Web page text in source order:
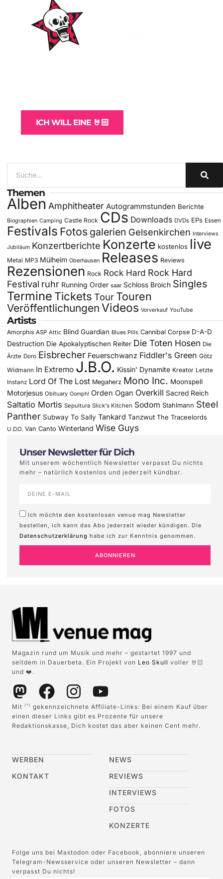
ICH WILL EINE 🤘🏻
Themen
Alben Amphitheater Autogrammstunden Berichte
Biographien Camping Castle Rock CDs Downloads DVDs EPs Essen
Festivals Fotos galerien Gelsenkirchen Interviews
Jubiläum Konzertberichte Konzerte kostenlos live
Metal MP3 Mülheim Oberhausen Releases Reviews
Rezensionen Rock Rock Hard Rock Hard
Festival ruhr Running Order saar Schloss Broich Singles
Termine Tickets Tour Touren
Veröffentlichungen Videos Vorverkauf YouTube
Artists
Amorphis ASP Attic Blind Guardian Blues Pills Cannibal Corpse D-A-D
Destruction Die Apokalyptischen Reiter Die Toten Hosen Die
Ärzte Doro Eisbrecher Feuerschwanz Fiddler's Green Götz
Widmann In Extremo J.B.O. Kissin' Dynamite Kreator Letzte
Instanz Lord Of The Lost Megaherz Mono Inc. Moonspell
Motorjesus Obituary Oomph! Orden Ogan Overkill Sacred Reich
Saltatio Mortis Sepultura Slick's Kitchen Sodom Stahlmann Steel
Panther Subway To Sally Tankard Tanzwut The Traceelords
U.D.O. Van Canto Winterland Wise Guys
Unser Newsletter für Dich
Mit unserem wöchentlich Newsletter verpasst Du nichts
mehr – natürlich kostenlos und jederzeit kündbar.
Ich möchte den kostenlosen venue mag Newsletter
bestellen, ich kann das Abo jederzeit wieder kündigen. Die
Datenschutzerklärung habe ich zur Kenntnis genommen.
ABONNIEREN
Magazin rund um Musik und mehr – gestartet 1997 und
seitdem in Dauerbeta. Ein Projekt von Leo Skull voller 🤘🏻
und ❤️.
Mit (*)
gekennzeichnete Affiliate-Links: Bei einem Kauf über
einen dieser Links gibt es Prozente für unsere
Redaktionskasse, Dich kostet das aber keinen Cent mehr.
WERBEN
KONTAKT
NEWS
REVIEWS
INTERVIEWS
FOTOS
KONZERTE
Folge uns bei Mastodon oder Facebook, abonniere unseren
Telegram-Newsservice oder unseren Newsletter – dann
verpasst Du nichts!